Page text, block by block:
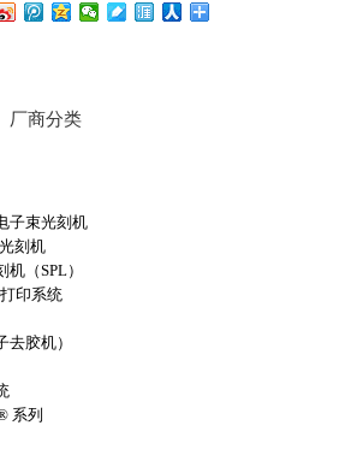
厂商分类
子束光刻机
刻机
（SPL）
印系统
胶机）
系列